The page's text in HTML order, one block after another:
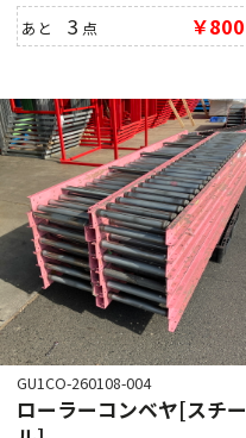
あと3 点 ￥800
GU1CO-260108-004
ローラーコンベヤ[スチー